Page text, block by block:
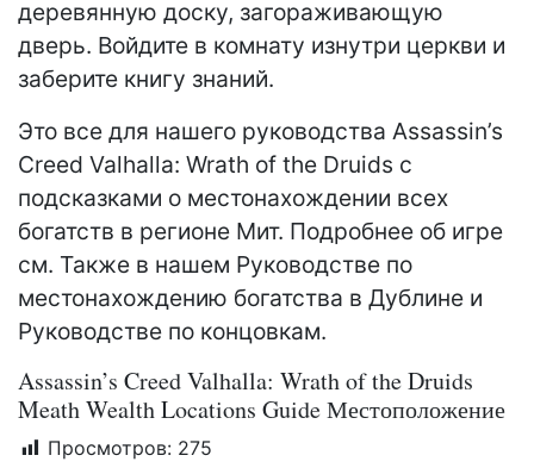
деревянную доску, загораживающую
дверь. Войдите в комнату изнутри церкви и
заберите книгу знаний.
Это все для нашего руководства Assassin’s
Creed Valhalla: Wrath of the Druids с
подсказками о местонахождении всех
богатств в регионе Мит. Подробнее об игре
см. Также в нашем Руководстве по
местонахождению богатства в Дублине и
Руководстве по концовкам.
Assassin’s Creed Valhalla: Wrath of the Druids
Meath Wealth Locations Guide Местоположение
Просмотров: 275